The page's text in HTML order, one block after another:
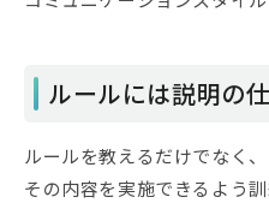
ルールには説明の
ルールを教えるだけでなく、
その内容を実施できるよう訓